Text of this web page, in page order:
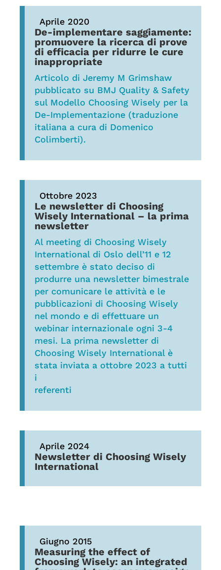
Aprile 2020
De-implementare saggiamente:
promuovere la ricerca di prove
di efficacia per ridurre le cure
inappropriate
Articolo di Jeremy M Grimshaw
pubblicato su BMJ Quality & Safety
sul Modello Choosing Wisely per la
De-Implementazione (traduzione
italiana a cura di Domenico
Colimberti).
Ottobre 2023
Le newsletter di Choosing
Wisely International – la prima
newsletter
Al meeting di Choosing Wisely
International di Oslo dell’11 e 12
settembre è stato deciso di
produrre una newsletter bimestrale
per comunicare le attività e le
pubblicazioni di Choosing Wisely
nel mondo e di effettuare un
webinar internazionale ogni 3-4
mesi. La prima newsletter di
Choosing Wisely International è
stata inviata a ottobre 2023 a tutti
i
referenti
Aprile 2024
Newsletter di Choosing Wisely
International
Giugno 2015
Measuring the effect of
Choosing Wisely: an integrated